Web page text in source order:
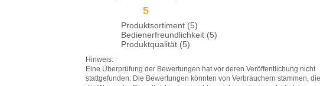
5
Produktsortiment (5)
Bedienerfreundlichkeit (5)
Produktqualität (5)
Hinweis:
Eine Überprüfung der Bewertungen hat vor deren Veröffentlichung nicht
stattgefunden. Die Bewertungen könnten von Verbrauchern stammen, die